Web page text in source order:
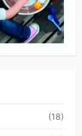
(18)